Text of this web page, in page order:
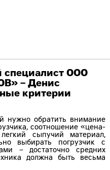
специалист ООО
– Денис
критерии
нужно обратить внимание
соотношение «цена-
сыпучий материал,
выбирать погрузчик с
– достаточно средних
должна быть весьма